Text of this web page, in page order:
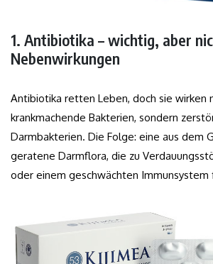
1. Antibiotika – wichtig, aber
Nebenwirkungen
Antibiotika retten Leben, doch sie wirken
krankmachende Bakterien, sondern
Darmbakterien. Die Folge: eine aus dem
geratene Darmflora, die zu
oder einem geschwächten Immunsystem